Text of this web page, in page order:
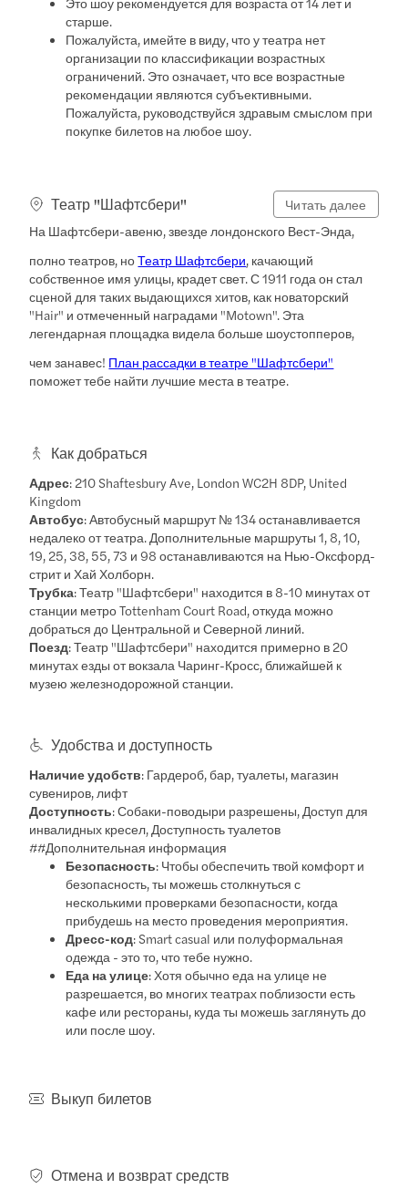
старше.
Пожалуйста, имейте в виду, что у театра нет
организации по классификации возрастных
ограничений. Это означает, что все возрастные
рекомендации являются субъективными.
Пожалуйста, руководствуйся здравым смыслом при
покупке билетов на любое шоу.
Театр "Шафтсбери"
Читать далее
На Шафтсбери-авеню, звезде лондонского Вест-Энда,
полно театров, ноТеатр Шафтсбери, качающий
собственное имя улицы, крадет свет. С 1911 года он стал
сценой для таких выдающихся хитов, как новаторский
"Hair" и отмеченный наградами "Motown". Эта
легендарная площадка видела больше шоустопперов,
чем занавес! План рассадки в театре "Шафтсбери"
поможет тебе найти лучшие места в театре.
Как добраться
Адрес: 210 Shaftesbury Ave, London WC2H 8DP, United
Kingdom
Автобус: Автобусный маршрут № 134 останавливается
недалеко от театра. Дополнительные маршруты 1, 8, 10,
19, 25, 38, 55, 73 и 98 останавливаются на Нью-Оксфорд-
стрит и Хай Холборн.
Трубка: Театр "Шафтсбери" находится в 8-10 минутах от
станции метро Tottenham Court Road, откуда можно
добраться до Центральной и Северной линий.
Поезд: Театр "Шафтсбери" находится примерно в 20
минутах езды от вокзала Чаринг-Кросс, ближайшей к
музею железнодорожной станции.
Удобства и доступность
Наличие удобств: Гардероб, бар, туалеты, магазин
сувениров, лифт
Доступность: Собаки-поводыри разрешены, Доступ для
инвалидных кресел, Доступность туалетов
##Дополнительная информация
Безопасность: Чтобы обеспечить твой комфорт и
безопасность, ты можешь столкнуться с
несколькими проверками безопасности, когда
прибудешь на место проведения мероприятия.
Дресс-код: Smart casual или полуформальная
одежда - это то, что тебе нужно.
Еда на улице: Хотя обычно еда на улице не
разрешается, во многих театрах поблизости есть
кафе или рестораны, куда ты можешь заглянуть до
или после шоу.
Выкуп билетов
Отмена и возврат средств